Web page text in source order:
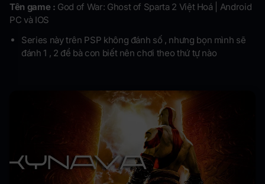
Tên game : God of War: Ghost of Sparta 2 Việt Hoá | Android
PC và IOS
Series này trên PSP không đánh số , nhưng bọn mình sẽ
đánh 1 , 2 để bà con biết nên chơi theo thứ tự nào